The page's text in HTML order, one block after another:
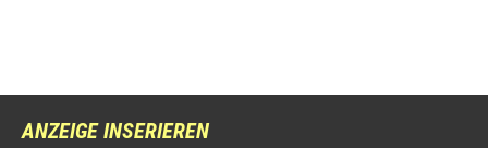
ANZEIGE INSERIEREN